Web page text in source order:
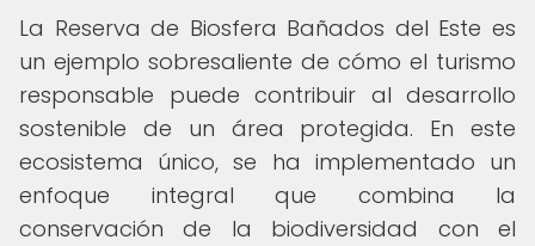
La Reserva de Biosfera Bañados del Este es
un ejemplo sobresaliente de cómo el turismo
responsable puede contribuir al desarrollo
sostenible de un área protegida. En este
ecosistema único, se ha implementado un
enfoque integral que combina la
conservación de la biodiversidad con el